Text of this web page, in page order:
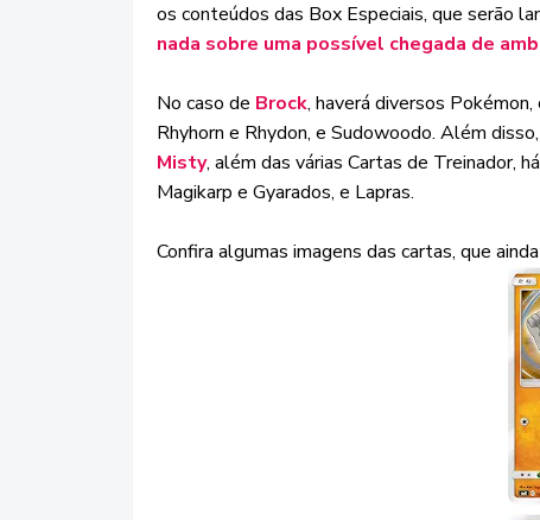
os conteúdos das Box Especiais, que serão
nada sobre uma possível chegada de
No caso de Brock, haverá diversos
Rhyhorn e Rhydon, e Sudowoodo. Além
Misty, além das várias Cartas de Treinador,
Magikarp e Gyarados, e Lapras.
Confira algumas imagens das cartas, que